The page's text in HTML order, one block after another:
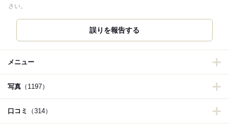
さい。
誤りを報告する
メニュー
写真 （1197）
口コミ （314）